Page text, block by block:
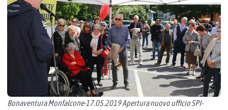
Bonaventura Monfalcone-17.05.2019 Apertura nuovo ufficio SPI-